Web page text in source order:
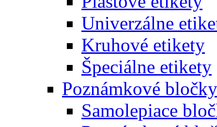
Univerzálne
Kruhové etikety
Špeciálne etikety
Poznámkové bločky
Samolepiace